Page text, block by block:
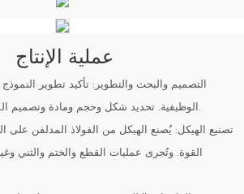
عملية الإنتاج
الوظيفية. تحديد شكل وحجم ومادة وتصميم المكونات الإلكترونية للجهاز.
القوة. وتُجرى عمليات القطع والختم والثني